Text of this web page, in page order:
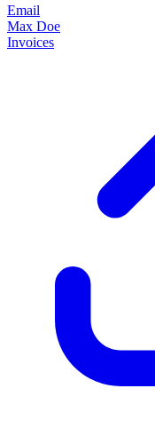
Email
Max Doe
Invoices